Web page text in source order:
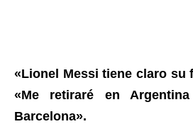
«Lionel Messi tiene claro
«Me retiraré en
Barcelona».